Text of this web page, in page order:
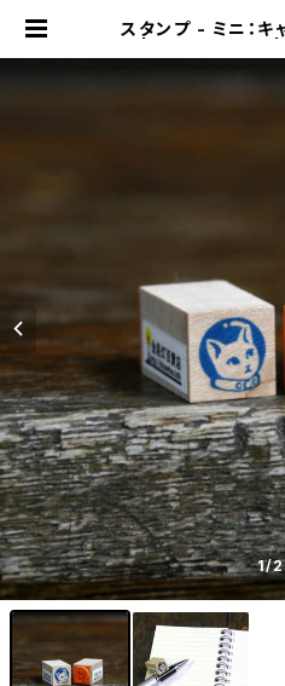
スタンプ - ミニ：キ
1/2